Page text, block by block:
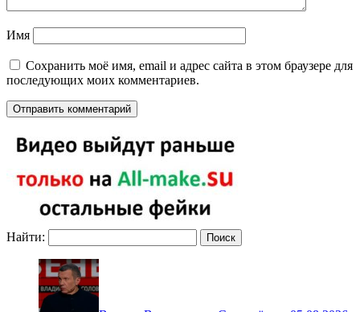
Имя
Сохранить моё имя, email и адрес сайта в этом браузере для
последующих моих комментариев.
Найти: